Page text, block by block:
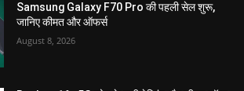
Samsung Galaxy F70 Pro की पहली सेल शुरू,
जानिए कीमत और ऑफर्स
August 8, 2026